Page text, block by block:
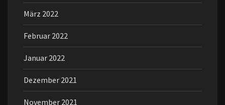
März 2022
Februar 2022
Januar 2022
Dezember 2021
November 2021